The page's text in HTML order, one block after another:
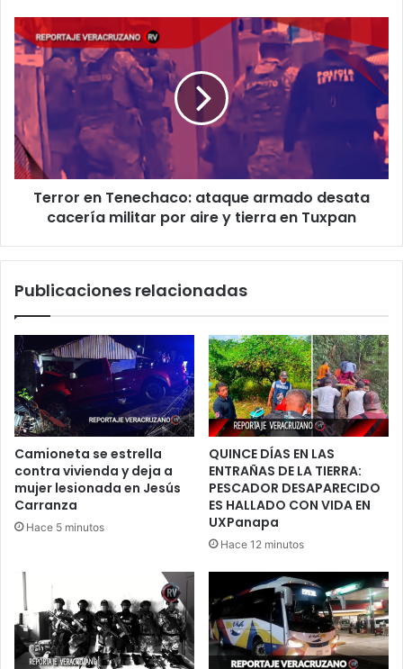
herido
grave
Terror
en
Tenechaco:
ataque
armado
desata
cacería
militar
por
Terror en Tenechaco: ataque armado desata
cacería militar por aire y tierra en Tuxpan
Publicaciones relacionadas
Camioneta se estrella
contra vivienda y deja a
mujer lesionada en Jesús
Carranza
Hace 5 minutos
QUINCE DÍAS EN LAS
ENTRAÑAS DE LA TIERRA:
PESCADOR DESAPARECIDO
ES HALLADO CON VIDA EN
UXPanapa
Hace 12 minutos